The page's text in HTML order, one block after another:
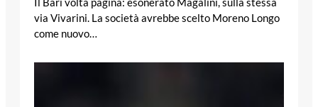
via Vivarini. La società avrebbe scelto Moreno Longo
come nuovo…